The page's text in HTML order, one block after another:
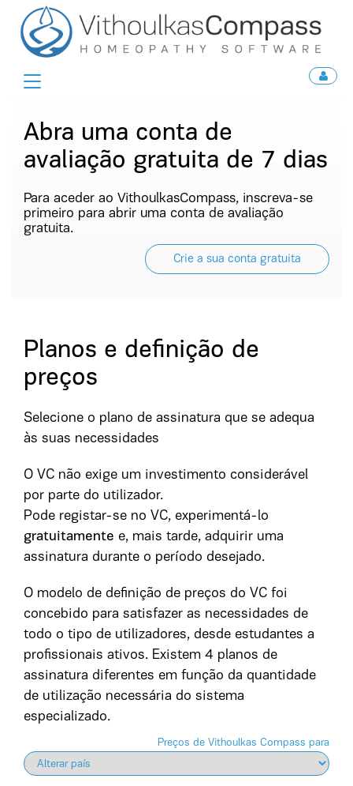
Toggle
Abra uma conta de
avaliação gratuita de 7 dias
Para aceder ao VithoulkasCompass, inscreva-se
primeiro para abrir uma conta de avaliação
gratuita.
Crie a sua conta gratuita
Planos e definição de
preços
Selecione o plano de assinatura que se adequa
às suas necessidades
O VC não exige um investimento considerável
por parte do utilizador.
Pode registar-se no VC, experimentá-lo
gratuitamente e, mais tarde, adquirir uma
assinatura durante o período desejado.
O modelo de definição de preços do VC foi
concebido para satisfazer as necessidades de
todo o tipo de utilizadores, desde estudantes a
profissionais ativos. Existem 4 planos de
assinatura diferentes em função da quantidade
de utilização necessária do sistema
especializado.
Preços de Vithoulkas Compass para